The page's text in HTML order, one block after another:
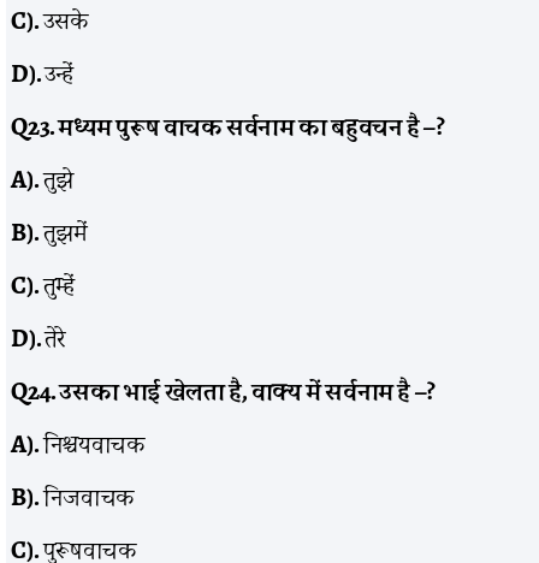
C).उसके
D).उन्हें
Q23.मध्यम पुरूष वाचक सर्वनाम का बहुवचन है –?
A).तुझे
B).तुझमें
C).तुम्हें
D).तेरे
Q24.उसका भाई खेलता है,वाक्य में सर्वनाम है –?
A).निश्चयवाचक
B).निजवाचक
C).पुरूषवाचक